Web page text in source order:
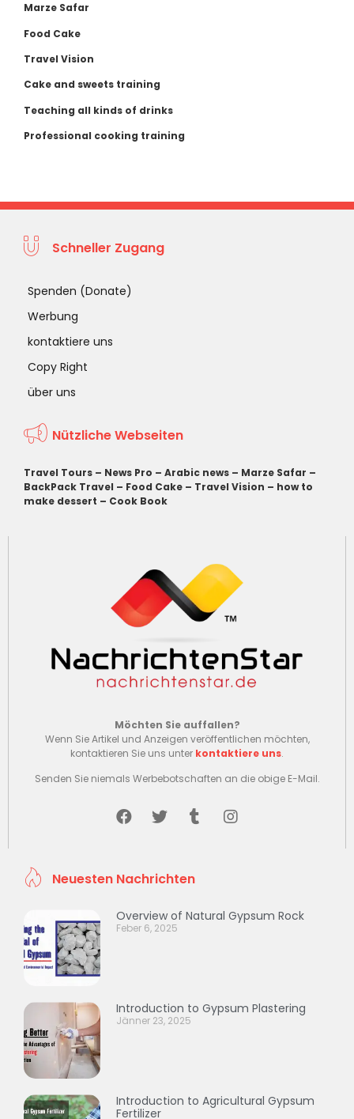
Marze Safar
Food Cake
Travel Vision
Cake and sweets training
Teaching all kinds of drinks
Professional cooking training
Schneller Zugang
Spenden (Donate)
Werbung
kontaktiere uns
Copy Right
über uns
Nützliche Webseiten
Travel Tours – News Pro – Arabic news – Marze Safar –
BackPack Travel – Food Cake – Travel Vision – how to
make dessert – Cook Book
Möchten Sie auffallen?
Wenn Sie Artikel und Anzeigen veröffentlichen möchten,
kontaktieren Sie uns unter kontaktiere uns.
Senden Sie niemals Werbebotschaften an die obige E-Mail.
Neuesten Nachrichten
Overview of Natural Gypsum Rock
Feber 6, 2025
Introduction to Gypsum Plastering
Jänner 23, 2025
Introduction to Agricultural Gypsum
Fertilizer